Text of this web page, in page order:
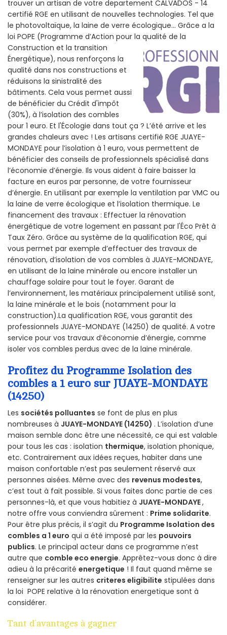
trouver un artisan de votre departement CALVADOS - 14
certifié RGE en utilisant de nouvelles technologies. Tel que
le photovoltaïque, la laine de verre écologique... Grâce a la
loi POPE (Programme d’Action pour la qualité de la
Construction et la transition
Énergétique), nous renforçons la
qualité dans nos constructions et
réduisons la sinistralité des
bâtiments. Cela vous permet aussi
de bénéficier du Crédit d'impôt
(30%), à l’isolation des combles
pour 1 euro. Et l'Écologie dans tout ça ? L’été arrive et les
grandes chaleurs avec ! Les artisans certifié RGE JUAYE-
MONDAYE pour l’isolation à 1 euro, vous permettent de
bénéficier des conseils de professionnels spécialisé dans
l’économie d’énergie. Ils vous aident à faire baisser la
facture en euros par personne, de votre fournisseur
d’énergie. En utilisant par exemple la ventilation par VMC ou
la laine de verre écologique et l’isolation thermique. Le
financement des travaux : Effectuer la rénovation
énergétique de votre logement en passant par l'Éco Prêt à
Taux Zéro. Grâce au système de la qualification RGE, qui
vous permet par exemple d’effectuer des travaux de
rénovation, d’isolation de vos combles à JUAYE-MONDAYE,
en utilisant de la laine minérale ou encore installer un
chauffage solaire pour tout le foyer. Garant de
l’environnement, les matériaux principalement utilisé sont,
la laine minérale et le bois (notamment pour la
construction).La qualification RGE, vous garantit des
professionnels JUAYE-MONDAYE (14250) de qualité. A votre
service pour vos travaux d’économie d’énergie, comme
isoler vos combles perdus avec de la laine minérale.
Profitez du Programme Isolation des
combles a 1 euro sur JUAYE-MONDAYE
(14250)
Les sociétés polluantes se font de plus en plus
nombreuses à JUAYE-MONDAYE (14250) . L’isolation d’une
maison semble donc être une nécessité, ce qui est valable
pour tous les cas : isolation thermique, isolation phonique,
etc. Contrairement aux idées reçues, habiter dans une
maison confortable n’est pas seulement réservé aux
personnes aisées. Même avec des revenus modestes,
c’est tout à fait possible. Si vous faites donc partie de ces
personnes-là, et que vous habitiez à JUAYE-MONDAYE,
notre offre vous conviendra sûrement : Prime solidarite.
Pour être plus précis, il s’agit du Programme Isolation des
combles a 1 euro qui a été imposé par les pouvoirs
publics. Le principal acteur dans ce programme n’est
autre que comble eco energie. Apprêtez-vous donc à dire
adieu à la précarité energetique ! Il faut quand même se
renseigner sur les autres criteres eligibilite stipulées dans
la loi POPE relative à la rénovation energetique sont à
considérer.
Tant d’avantages à gagner